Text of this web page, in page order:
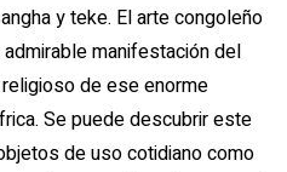
y teke. El arte congoleño
manifestación del
de ese enorme
Se puede descubrir este
de uso cotidiano como